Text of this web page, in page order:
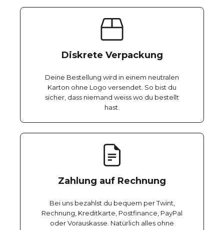
Diskrete Verpackung
Deine Bestellung wird in einem neutralen
Karton ohne Logo versendet. So bist du
sicher, dass niemand weiss wo du bestellt
hast.
Zahlung auf Rechnung
Bei uns bezahlst du bequem per Twint,
Rechnung, Kreditkarte, Postfinance, PayPal
oder Vorauskasse. Natürlich alles ohne